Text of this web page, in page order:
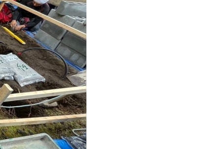
ランドスケープコンサルティング部門
ランドスケープコンサルティング部門